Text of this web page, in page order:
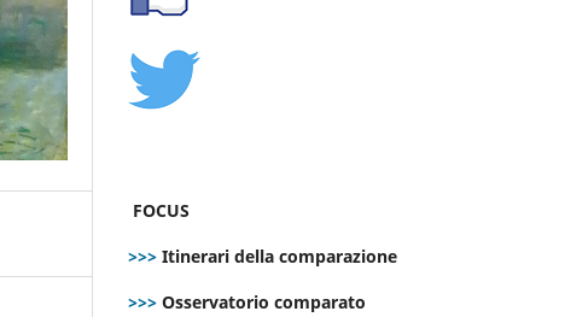
FOCUS
>>> Itinerari della comparazione
>>> Osservatorio comparato